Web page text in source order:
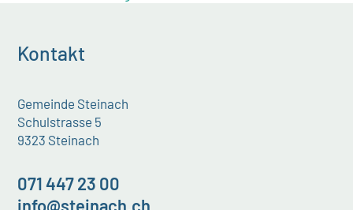
Kontakt
Gemeinde Steinach
Schulstrasse 5
9323 Steinach
071 447 23 00
info@steinach.ch